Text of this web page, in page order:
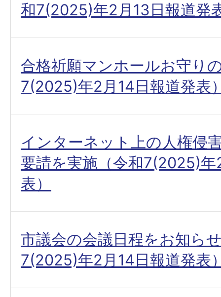
和7(2025)年2月13日報道発
合格祈願マンホールお守り
7(2025)年2月14日報道発表
インターネット上の人権侵
要請を実施（令和7(2025)年
表）
市議会の会議日程をお知ら
7(2025)年2月14日報道発表